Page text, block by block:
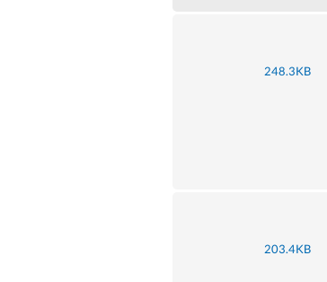
248.3KB
203.4KB